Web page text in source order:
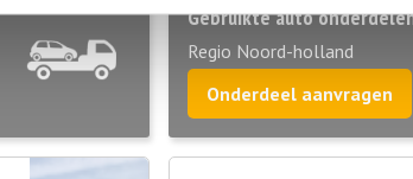
Gebruikte auto
Regio Noord-holland
Onderdeel aanvragen